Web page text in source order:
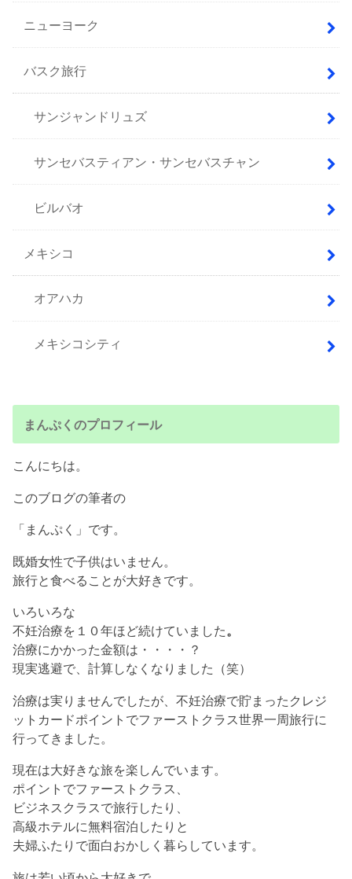
ニューヨーク
バスク旅行
サンジャンドリュズ
サンセバスティアン・サンセバスチャン
ビルバオ
メキシコ
オアハカ
メキシコシティ
まんぷくのプロフィール
こんにちは。
このブログの筆者の
「まんぷく」です。
既婚女性で子供はいません。
旅行と食べることが大好きです。
いろいろな
不妊治療を１０年ほど続けていました。
治療にかかった金額は・・・・？
現実逃避で、計算しなくなりました（笑）
治療は実りませんでしたが、不妊治療で貯まった クレジ
ットカードポイントでファーストクラス世界一周旅行に
行ってきました。
現在は大好きな旅を楽しんでいます。
ポイントでファーストクラス、
ビジネスクラスで旅行したり、
高級ホテルに無料宿泊したりと
夫婦ふたりで面白おかしく暮らしています。